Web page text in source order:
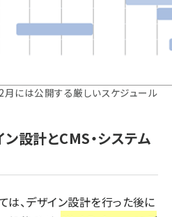
月には公開する厳しいスケジュール
設計とCMS・システム
は、デザイン設計を行った後に